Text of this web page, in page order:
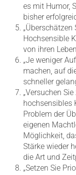
es mit Humor,
bisher
Hochsensible
von ihren
„Je weniger
machen, auf
schneller
„Versuchen
hochsensibles
Problem der
eigenen
Möglichkeit,
Stärke wieder
die Art und
„Setzen Sie